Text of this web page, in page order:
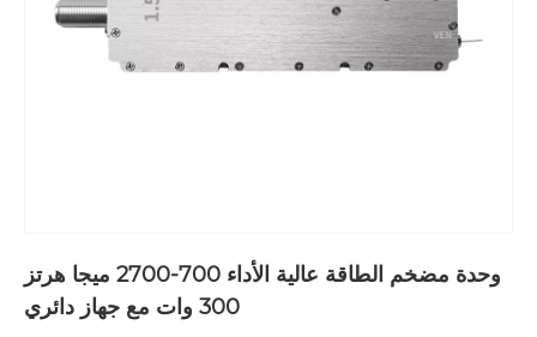
وحدة مضخم الطاقة عالية الأداء 700-2700 ميجا هرتز
300 وات مع جهاز دائري